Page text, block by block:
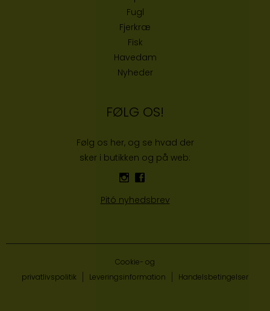
Fugl
Fjerkræ
Fisk
Havedam
Nyheder
FØLG OS!
Følg os her, og se hvad der
sker i butikken og på web:
Pitó nyhedsbrev
Cookie- og
privatlivspolitik
Leveringsinformation Handelsbetingelser